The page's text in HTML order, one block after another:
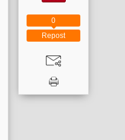
Repost
0